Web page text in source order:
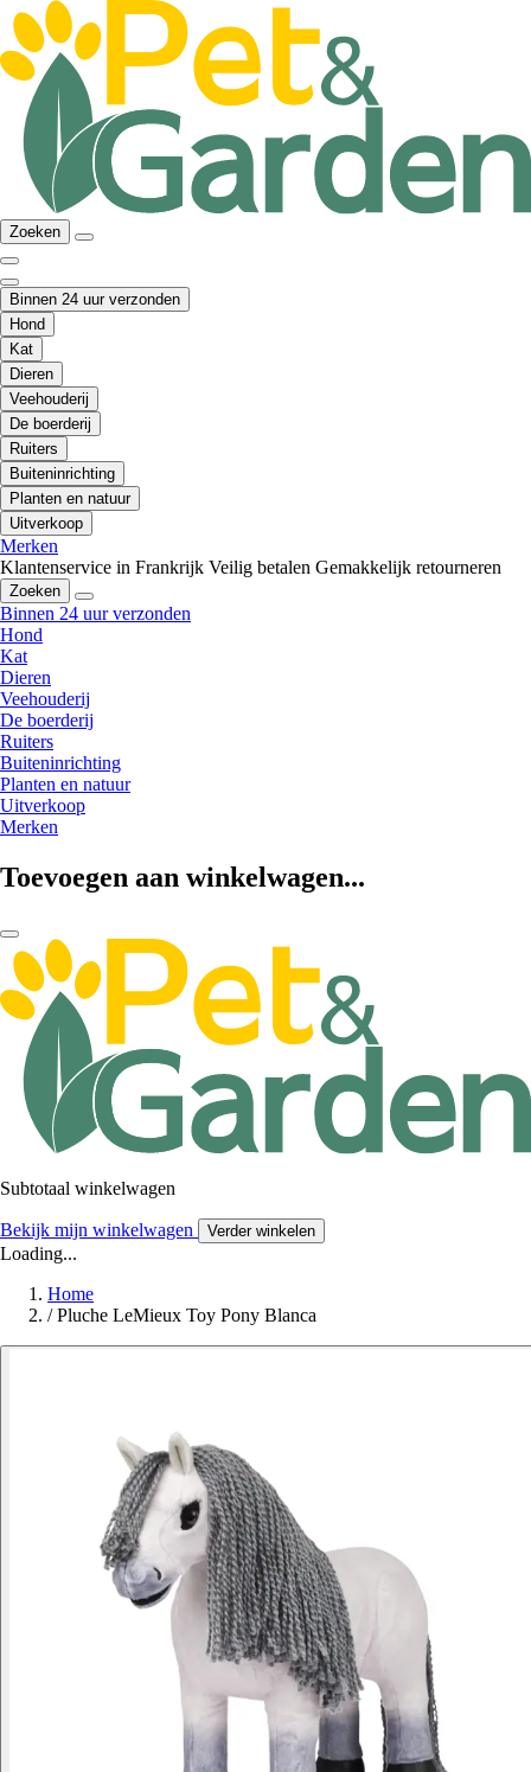
Zoeken
Binnen 24 uur verzonden
Hond
Kat
Dieren
Veehouderij
De boerderij
Ruiters
Buiteninrichting
Planten en natuur
Uitverkoop
Merken
Klantenservice in Frankrijk Veilig betalen Gemakkelijk retourneren
Zoeken
Binnen 24 uur verzonden
Hond
Kat
Dieren
Veehouderij
De boerderij
Ruiters
Buiteninrichting
Planten en natuur
Uitverkoop
Merken
Toevoegen aan winkelwagen...
Subtotaal winkelwagen
Bekijk mijn winkelwagen Verder winkelen
Loading...
Home
/ Pluche LeMieux Toy Pony Blanca